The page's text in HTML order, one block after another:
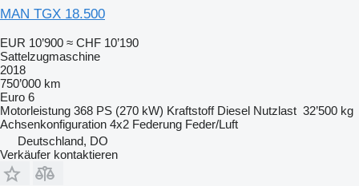
MAN TGX 18.500
EUR 10’900 ≈ CHF 10’190
Sattelzugmaschine
2018
750’000 km
Euro 6
Motorleistung 368 PS (270 kW) Kraftstoff Diesel Nutzlast 32’500 kg
Achsenkonfiguration 4x2 Federung Feder/Luft
Deutschland, DO
Verkäufer kontaktieren